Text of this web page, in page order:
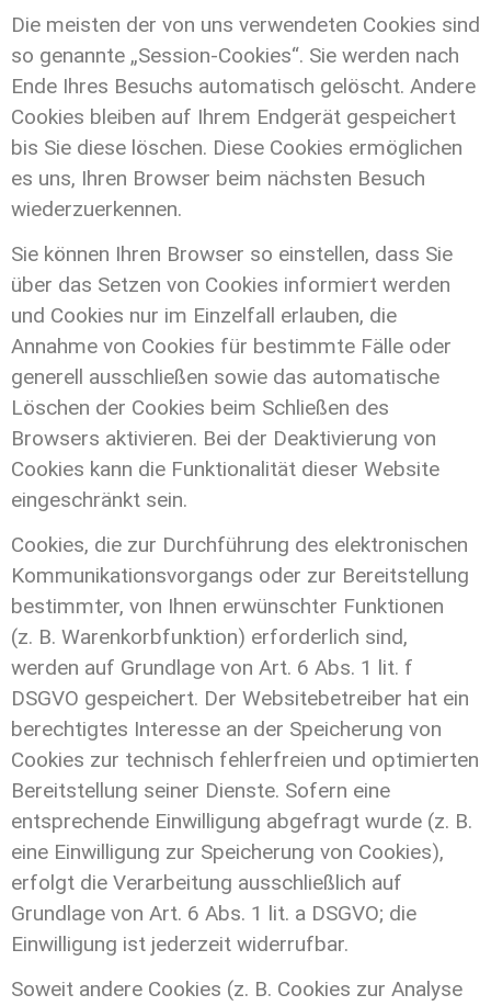
Die meisten der von uns verwendeten Cookies sind
so genannte „Session-Cookies“. Sie werden nach
Ende Ihres Besuchs automatisch gelöscht. Andere
Cookies bleiben auf Ihrem Endgerät gespeichert
bis Sie diese löschen. Diese Cookies ermöglichen
es uns, Ihren Browser beim nächsten Besuch
wiederzuerkennen.
Sie können Ihren Browser so einstellen, dass Sie
über das Setzen von Cookies informiert werden
und Cookies nur im Einzelfall erlauben, die
Annahme von Cookies für bestimmte Fälle oder
generell ausschließen sowie das automatische
Löschen der Cookies beim Schließen des
Browsers aktivieren. Bei der Deaktivierung von
Cookies kann die Funktionalität dieser Website
eingeschränkt sein.
Cookies, die zur Durchführung des elektronischen
Kommunikationsvorgangs oder zur Bereitstellung
bestimmter, von Ihnen erwünschter Funktionen
(z. B. Warenkorbfunktion) erforderlich sind,
werden auf Grundlage von Art. 6 Abs. 1 lit. f
DSGVO gespeichert. Der Websitebetreiber hat ein
berechtigtes Interesse an der Speicherung von
Cookies zur technisch fehlerfreien und optimierten
Bereitstellung seiner Dienste. Sofern eine
entsprechende Einwilligung abgefragt wurde (z. B.
eine Einwilligung zur Speicherung von Cookies),
erfolgt die Verarbeitung ausschließlich auf
Grundlage von Art. 6 Abs. 1 lit. a DSGVO; die
Einwilligung ist jederzeit widerrufbar.
Soweit andere Cookies (z. B. Cookies zur Analyse